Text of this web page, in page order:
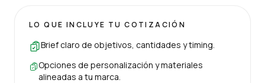
LO QUE INCLUYE TU COTIZACIÓN
Brief claro de objetivos, cantidades y timing.
Opciones de personalización y materiales
alineadas a tu marca.